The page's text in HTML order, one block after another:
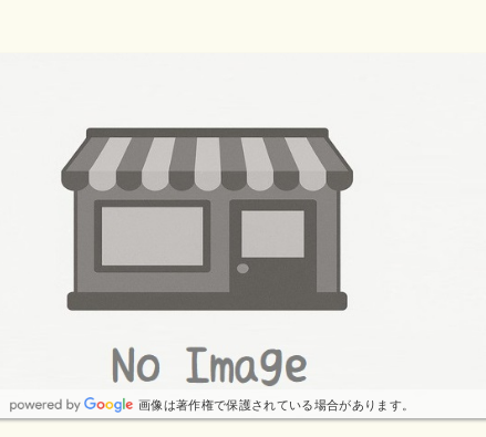
画像は著作権で保護されている場合があります。